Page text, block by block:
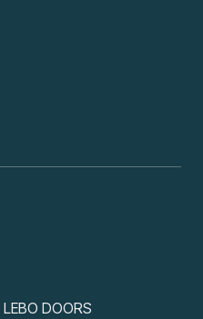
DOORS